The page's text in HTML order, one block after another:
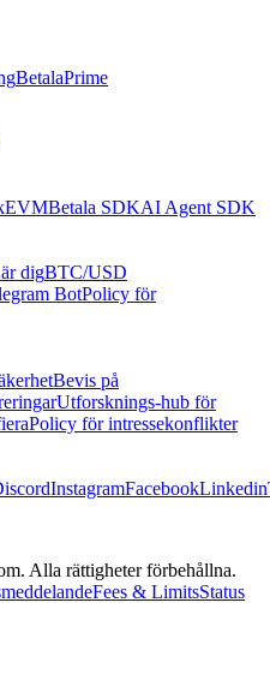
BetalaPrime
Betala SDKAI Agent SDK
digBTC/USD
BotPolicy för
Bevis på
Utforsknings-hub för
Policy för intressekonflikter
InstagramFacebookLinkedin
Alla rättigheter förbehållna.
Fees & LimitsStatus